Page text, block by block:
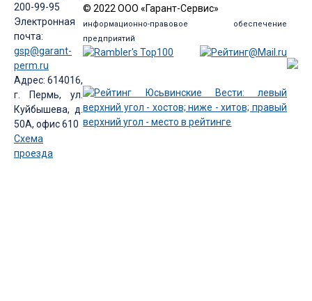
200-99-95
Электронная
почта:
gsp@garant-
perm.ru
Адрес: 614016,
г. Пермь, ул.
Куйбышева, д.
50А, офис 610
Схема
проезда
© 2022 ООО «Гарант-Сервис»
информационно-правовое обеспечение
предприятий